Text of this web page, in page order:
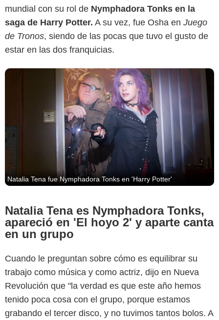
mundial con su rol de Nymphadora Tonks en la
saga de Harry Potter. A su vez, fue Osha en Juego
de Tronos, siendo de las pocas que tuvo el gusto de
estar en las dos franquicias.
Natalia Tena fue Nymphadora Tonks en 'Harry Potter'
Natalia Tena es Nymphadora Tonks,
apareció en 'El hoyo 2' y aparte canta
en un grupo
Cuando le preguntan sobre cómo es equilibrar su
trabajo como música y como actriz, dijo en Nueva
Revolución que "la verdad es que este año hemos
tenido poca cosa con el grupo, porque estamos
grabando el tercer disco, y no tuvimos tantos bolos. A